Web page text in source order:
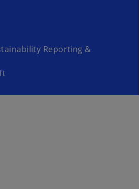
Reporting &